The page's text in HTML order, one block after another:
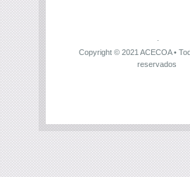
Copyright © 2021 ACECOA•
reservados